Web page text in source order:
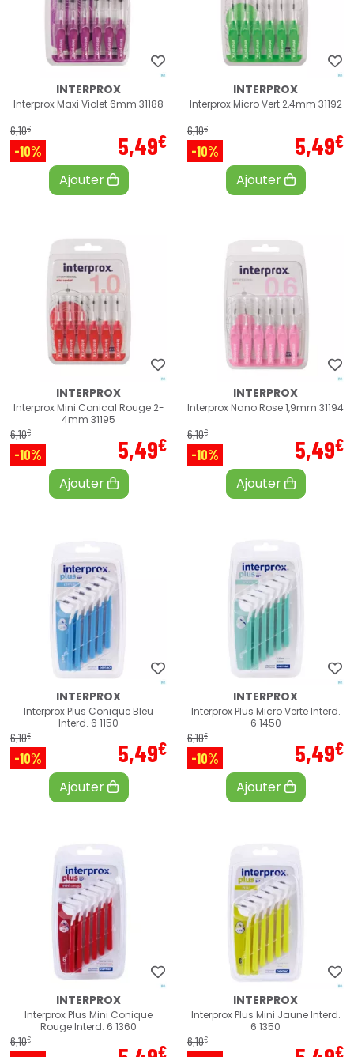
INTERPROX
Interprox Maxi Violet 6mm 31188
6,10€
-10% 5,49€
Ajouter
INTERPROX
Interprox Micro Vert 2,4mm 31192
6,10€
-10% 5,49€
Ajouter
INTERPROX
Interprox Mini Conical Rouge 2-
4mm 31195
6,10€
-10% 5,49€
Ajouter
INTERPROX
Interprox Nano Rose 1,9mm 31194
6,10€
-10% 5,49€
Ajouter
INTERPROX
Interprox Plus Conique Bleu
Interd. 6 1150
6,10€
-10% 5,49€
Ajouter
INTERPROX
Interprox Plus Micro Verte Interd.
6 1450
6,10€
-10% 5,49€
Ajouter
INTERPROX
Interprox Plus Mini Conique
Rouge Interd. 6 1360
6,10€
€
INTERPROX
Interprox Plus Mini Jaune Interd.
6 1350
6,10€
€